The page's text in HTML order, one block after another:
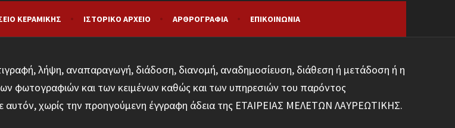
ΚΕΡΑΜΙΚΉΣ ΙΣΤΟΡΙΚΌ ΑΡΧΕΊΟ ΑΡΘΡΟΓΡΑΦΊΑ ΕΠΙΚΟΙΝΩΝΊΑ
λήψη, αναπαραγωγή, διάδοση, διανομή, αναδημοσίευση, διάθεση ή μετάδοση ή η
φωτογραφιών και των κειμένων καθώς και των υπηρεσιών του παρόντος
αυτόν, χωρίς την προηγούμενη έγγραφη άδεια της ΕΤΑΙΡΕΙΑΣ ΜΕΛΕΤΩΝ ΛΑΥΡΕΩΤΙΚΗΣ.